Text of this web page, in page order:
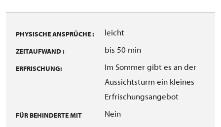
PHYSISCHE ANSPRÜCHE : leicht
ZEITAUFWAND : bis 50 min
ERFRISCHUNG:
Im Sommer gibt es an der
Aussichtsturm ein kleines
Erfrischungsangebot
FÜR BEHINDERTE MIT
Nein